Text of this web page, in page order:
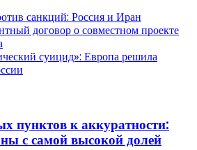
санкций: Россия и Иран
договор о совместном проекте
суицид»: Европа решила
пунктов к аккуратности:
с самой высокой долей